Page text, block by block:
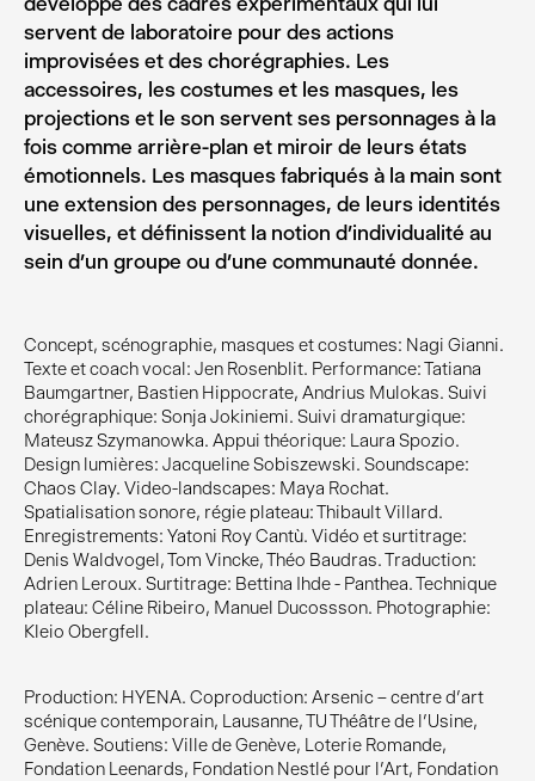
Concept, scénographie, masques et costumes: Nagi Gianni.
Texte et coach vocal: Jen Rosenblit. Performance: Tatiana
Baumgartner, Bastien Hippocrate, Andrius Mulokas. Suivi
chorégraphique: Sonja Jokiniemi. Suivi dramaturgique:
Mateusz Szymanowka. Appui théorique: Laura Spozio.
Design lumières: Jacqueline Sobiszewski. Soundscape:
Chaos Clay. Video-landscapes: Maya Rochat.
Spatialisation sonore, régie plateau: Thibault Villard.
Enregistrements: Yatoni Roy Cantù. Vidéo et surtitrage:
Denis Waldvogel, Tom Vincke, Théo Baudras. Traduction:
Adrien Leroux. Surtitrage: Bettina Ihde - Panthea. Technique
plateau: Céline Ribeiro, Manuel Ducossson. Photographie:
Kleio Obergfell.
Production: HYENA. Coproduction: Arsenic – centre d’art
scénique contemporain, Lausanne, TU Théâtre de l’Usine,
Genève. Soutiens: Ville de Genève, Loterie Romande,
Fondation Leenards, Fondation Nestlé pour l'Art, Fondation
servent de laboratoire pour des actions
improvisées et des chorégraphies. Les
accessoires, les costumes et les masques, les
projections et le son servent ses personnages à la
fois comme arrière-plan et miroir de leurs états
émotionnels. Les masques fabriqués à la main sont
une extension des personnages, de leurs identités
visuelles, et définissent la notion d’individualité au
sein d’un groupe ou d’une communauté donnée.